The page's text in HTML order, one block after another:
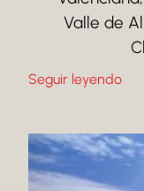
Valle de
Seguir leyendo